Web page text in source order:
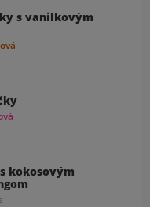
s vanilkovým
kokosovým